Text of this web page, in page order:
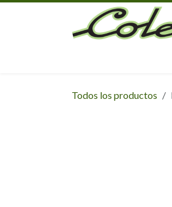
Ir al contenido
Todos los productos